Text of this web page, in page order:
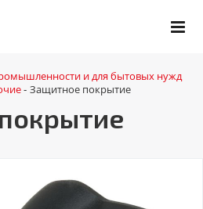
и для бытовых нужд
- Защитное покрытие